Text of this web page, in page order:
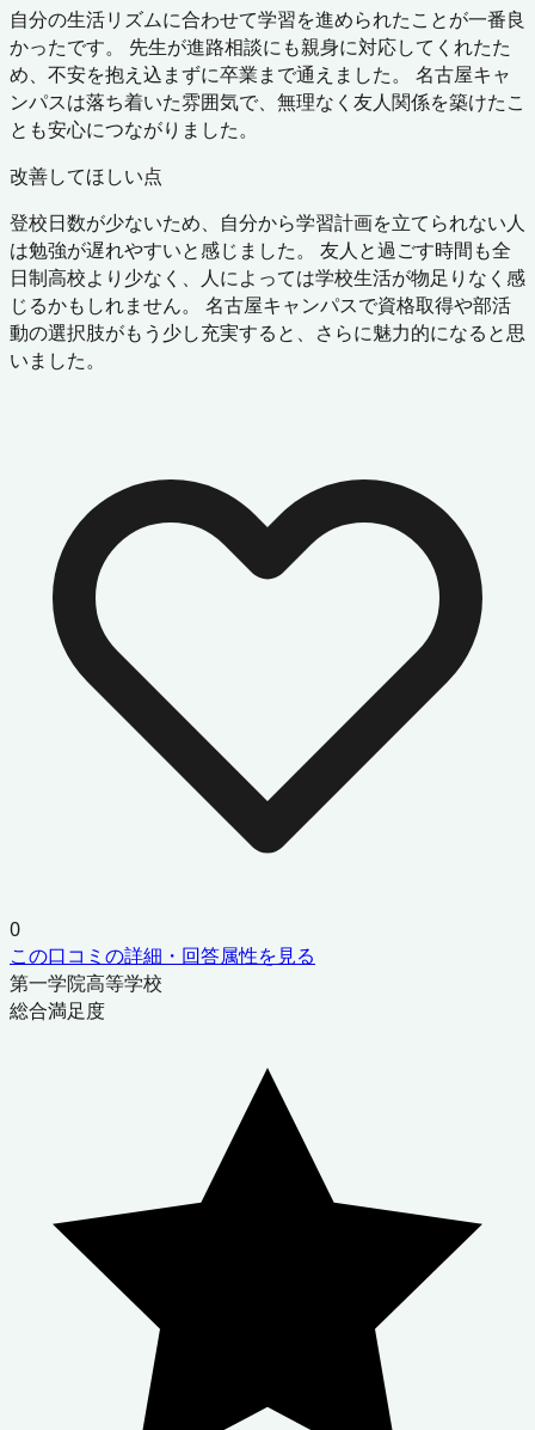
自分の生活リズムに合わせて学習を進められたことが一番良
かったです。 先生が進路相談にも親身に対応してくれたた
め、不安を抱え込まずに卒業まで通えました。 名古屋キャ
ンパスは落ち着いた雰囲気で、無理なく友人関係を築けたこ
とも安心につながりました。
改善してほしい点
登校日数が少ないため、自分から学習計画を立てられない人
は勉強が遅れやすいと感じました。 友人と過ごす時間も全
日制高校より少なく、人によっては学校生活が物足りなく感
じるかもしれません。 名古屋キャンパスで資格取得や部活
動の選択肢がもう少し充実すると、さらに魅力的になると思
いました。
0
この口コミの詳細・回答属性を見る
第一学院高等学校
総合満足度